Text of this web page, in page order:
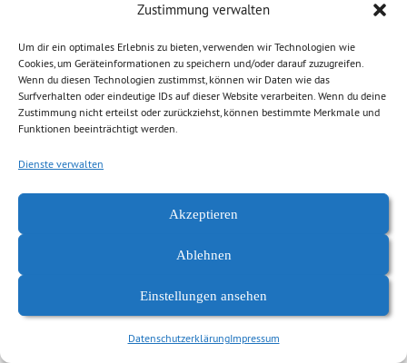
Zustimmung verwalten
Um dir ein optimales Erlebnis zu bieten, verwenden wir Technologien wie
Cookies, um Geräteinformationen zu speichern und/oder darauf zuzugreifen.
Wenn du diesen Technologien zustimmst, können wir Daten wie das
Surfverhalten oder eindeutige IDs auf dieser Website verarbeiten. Wenn du deine
Zustimmung nicht erteilst oder zurückziehst, können bestimmte Merkmale und
Funktionen beeinträchtigt werden.
Dienste verwalten
Akzeptieren
Ablehnen
Einstellungen ansehen
DatenschutzerklärungImpressum
Datenschutzerklärung